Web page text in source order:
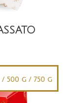
/ 500 g / 750 g